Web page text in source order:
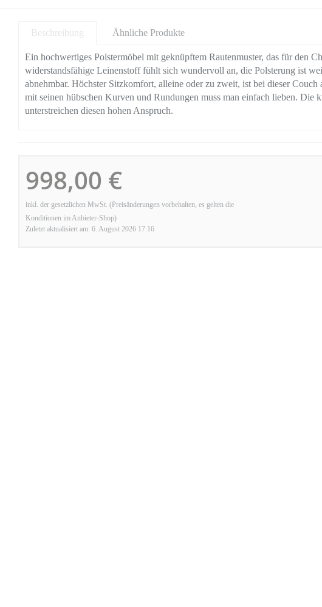
Beschreibung Ähnliche Produkte
Ein hochwertiges Polstermöbel mit geknüpftem Rautenmuster, das für den
widerstandsfähige Leinenstoff fühlt sich wundervoll an, die Polsterung ist
abnehmbar. Höchster Sitzkomfort, alleine oder zu zweit, ist bei dieser
mit seinen hübschen Kurven und Rundungen muss man einfach lieben. Die
unterstreichen diesen hohen Anspruch.
998,00 €
inkl. der gesetzlichen MwSt. (Preisänderungen vorbehalten, es gelten die
Konditionen im Anbieter-Shop)
Zuletzt aktualisiert am: 6. August 2026 17:16